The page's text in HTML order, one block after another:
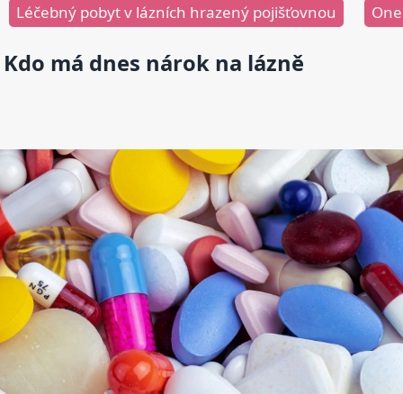
Léčebný pobyt v lázních hrazený pojišťovnou
Kdo má dnes nárok na lázně